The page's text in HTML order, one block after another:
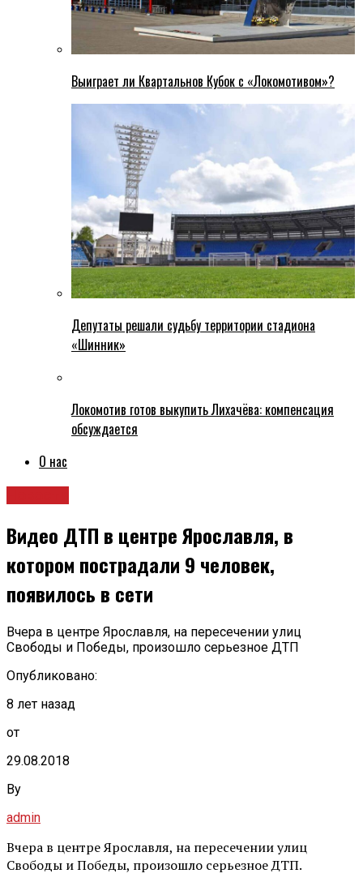
Выиграет ли Квартальнов Кубок с «Локомотивом»?
Депутаты решали судьбу территории стадиона
«Шинник»
Локомотив готов выкупить Лихачёва: компенсация
обсуждается
О нас
Видео ДТП в центре Ярославля, в
котором пострадали 9 человек,
появилось в сети
Вчера в центре Ярославля, на пересечении улиц
Свободы и Победы, произошло серьезное ДТП
Опубликовано:
8 лет назад
от
29.08.2018
By
admin
Вчера в центре Ярославля, на пересечении улиц
Свободы и Победы, произошло серьезное ДТП.